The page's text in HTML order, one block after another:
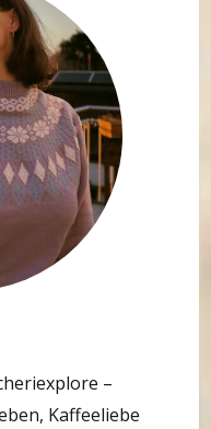
–
Kaffeeliebe